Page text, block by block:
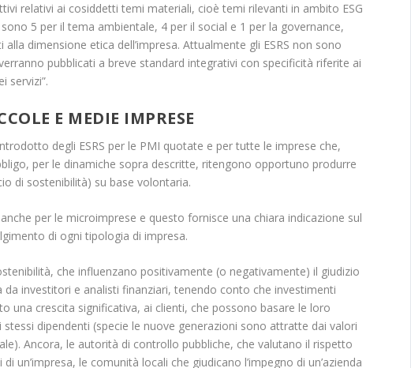
relativi ai cosiddetti temi materiali, cioè temi rilevanti in ambito ESG
5 per il tema ambientale, 4 per il social e 1 per la governance,
dimensione etica dell’impresa. Attualmente gli ESRS non sono
pubblicati a breve standard integrativi con specificità riferite ai
servizi”.
E MEDIE IMPRESE
degli ESRS per le PMI quotate e per tutte le imprese che,
per le dinamiche sopra descritte, ritengono opportuno produrre
di sostenibilità) su base volontaria.
per le microimprese e questo fornisce una chiara indicazione sul
di ogni tipologia di impresa.
che influenzano positivamente (o negativamente) il giudizio
da investitori e analisti finanziari, tenendo conto che investimenti
una crescita significativa, ai clienti, che possono basare le loro
dipendenti (specie le nuove generazioni sono attratte dai valori
Ancora, le autorità di controllo pubbliche, che valutano il rispetto
un’impresa, le comunità locali che giudicano l’impegno di un’azienda